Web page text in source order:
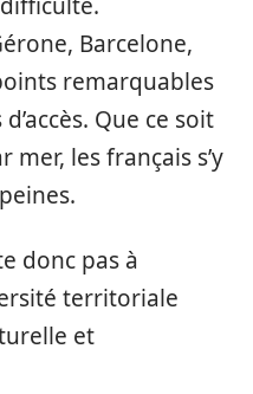
Barcelone,
remarquables
Que ce soit
les français s’y
donc pas à
territoriale
et